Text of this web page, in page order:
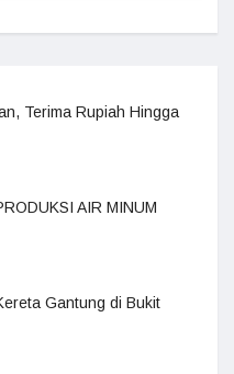
Terima Rupiah Hingga
AIR MINUM
Gantung di Bukit